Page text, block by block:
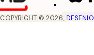
COPYRIGHT ©2026, DESENIO